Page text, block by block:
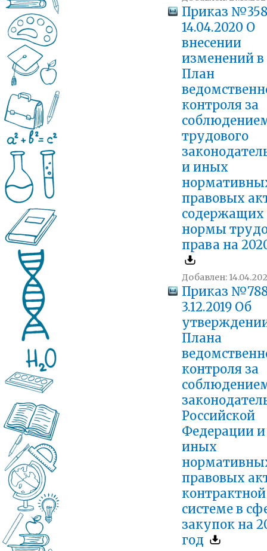
Приказ
14.04.2020 О
внесении
изменений в
План
контроля за
трудового
и иных
правовых
содержащих
нормы
права на
Добавлен:
Приказ
3.12.2019 Об
Плана
контроля за
Российской
Федерации и
иных
правовых
контрактной
системе в
закупок на
год